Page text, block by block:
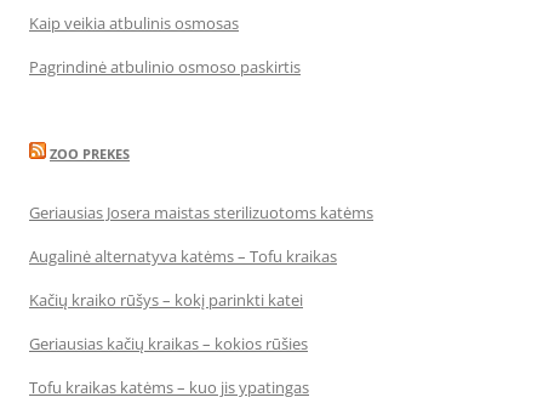
Kaip veikia atbulinis osmosas
Pagrindinė atbulinio osmoso paskirtis
ZOO PREKES
Geriausias Josera maistas sterilizuotoms katėms
Augalinė alternatyva katėms – Tofu kraikas
Kačių kraiko rūšys – kokį parinkti katei
Geriausias kačių kraikas – kokios rūšies
Tofu kraikas katėms – kuo jis ypatingas